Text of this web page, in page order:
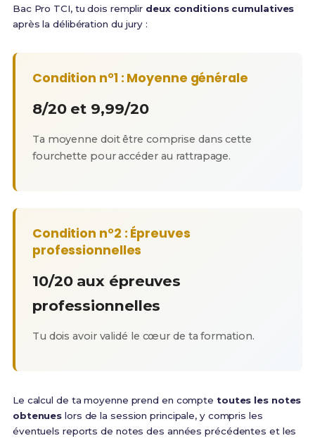
Bac Pro TCI, tu dois remplir deux conditions cumulatives
après la délibération du jury :
Condition n°1 : Moyenne générale
8/20 et 9,99/20
Ta moyenne doit être comprise dans cette
fourchette pour accéder au rattrapage.
Condition n°2 : Épreuves
professionnelles
10/20 aux épreuves
professionnelles
Tu dois avoir validé le cœur de ta formation.
Le calcul de ta moyenne prend en compte toutes les notes
obtenues lors de la session principale, y compris les
éventuels reports de notes des années précédentes et les